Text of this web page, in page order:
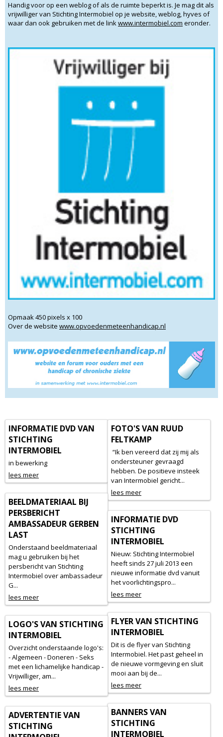
Handig voor op een weblog of als de ruimte beperkt is. Je mag dit als
vrijwilliger van Stichting Intermobiel op je website, weblog, hyves of
waar dan ook gebruiken met de linkwww.intermobiel.com eronder.
Opmaak 450 pixels x 100
Over de website www.opvoedenmeteenhandicap.nl
INFORMATIE DVD VAN
STICHTING
INTERMOBIEL
in bewerking
lees meer
FOTO'S VAN RUUD
FELTKAMP
“Ik ben vereerd dat zij mij als
ondersteuner gevraagd
hebben. De positieve insteek
van Intermobiel gericht...
lees meer
BEELDMATERIAAL BIJ
PERSBERICHT
AMBASSADEUR GERBEN
LAST
Onderstaand beeldmateriaal
mag u gebruiken bij het
persbericht van Stichting
Intermobiel over ambassadeur
G...
lees meer
INFORMATIE DVD
STICHTING
INTERMOBIEL
Nieuw: Stichting Intermobiel
heeft sinds 27 juli 2013 een
nieuwe informatie dvd vanuit
het voorlichtingspro...
lees meer
FLYER VAN STICHTING
INTERMOBIEL
Dit is de flyer van Stichting
Intermobiel. Het past geheel in
de nieuwe vormgeving en sluit
mooi aan bij de...
lees meer
LOGO'S VAN STICHTING
INTERMOBIEL
Overzicht onderstaande logo's:
- Algemeen - Doneren - Seks
met een lichamelijke handicap -
Vrijwilliger, am...
lees meer
BANNERS VAN
STICHTING
INTERMOBIEL
ADVERTENTIE VAN
STICHTING